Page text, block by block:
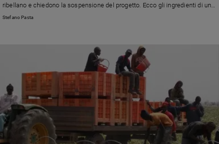
e
Creato
valore
Caso
della
settimana
Migranti
ribellano e chiedono la sospensione del progetto. Ecco gli ingredienti di una
storia oscura che sta avendo luogo in Senegal, e che la Ong italiana
Stefano Pasta